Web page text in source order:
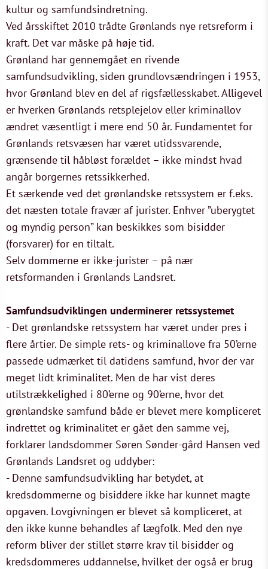
kultur og samfundsindretning.
Ved årsskiftet 2010 trådte Grønlands nye retsreform i
kraft. Det var måske på høje tid.
Grønland har gennemgået en rivende
samfundsudvikling, siden grundlovsændringen i 1953,
hvor Grønland blev en del af rigsfællesskabet. Alligevel
er hverken Grønlands retsplejelov eller kriminallov
ændret væsentligt i mere end 50 år. Fundamentet for
Grønlands retsvæsen har været utidssvarende,
grænsende til håbløst forældet – ikke mindst hvad
angår borgernes retssikkerhed.
Et særkende ved det grønlandske retssystem er f.eks.
det næsten totale fravær af jurister. Enhver ”uberygtet
og myndig person” kan beskikkes som bisidder
(forsvarer) for en tiltalt.
Selv dommerne er ikke-jurister – på nær
retsformanden i Grønlands Landsret.
Samfundsudviklingen underminerer retssystemet
- Det grønlandske retssystem har været under pres i
flere årtier. De simple rets- og kriminallove fra 50’erne
passede udmærket til datidens samfund, hvor der var
meget lidt kriminalitet. Men de har vist deres
utilstrækkelighed i 80’erne og 90’erne, hvor det
grønlandske samfund både er blevet mere kompliceret
indrettet og kriminalitet er gået den samme vej,
forklarer landsdommer Søren Sønder-gård Hansen ved
Grønlands Landsret og uddyber:
- Denne samfundsudvikling har betydet, at
kredsdommerne og bisiddere ikke har kunnet magte
opgaven. Lovgivningen er blevet så kompliceret, at
den ikke kunne behandles af lægfolk. Med den nye
reform bliver der stillet større krav til bisidder og
kredsdommeres uddannelse, hvilket der også er brug